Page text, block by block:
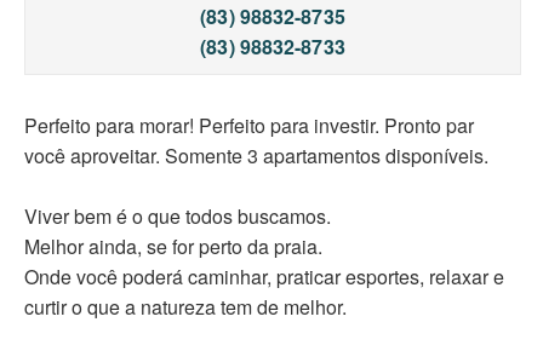
(83) 98832-8735
(83) 98832-8733
Perfeito para morar! Perfeito para investir. Pronto par
você aproveitar. Somente 3 apartamentos disponíveis.
Viver bem é o que todos buscamos.
Melhor ainda, se for perto da praia.
Onde você poderá caminhar, praticar esportes, relaxar e
curtir o que a natureza tem de melhor.